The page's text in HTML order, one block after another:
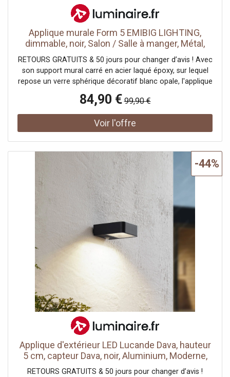
encastré Contenu de la livraison: 2x consoles Protection
des bâtiments 2x tiges filetées M 10 Matériel de fixation
Applique murale Form 5 EMIBIG LIGHTING,
dimmable, noir, Salon / Salle à manger, Métal,
Moderne, Applique Murale
RETOURS GRATUITS & 50 jours pour changer d’avis ! Avec
son support mural carré en acier laqué époxy, sur lequel
repose un verre sphérique décoratif blanc opale, l'applique
Form 5 ressemble à un chandelier esthétique. La lumière
est diffusée tout autour de la pièce et éclaire
l'environnement en douceur.
84,90 € 99,90 €
Applique d'extérieur LED Lucande Dava, hauteur
5 cm, capteur Dava, noir, Aluminium, Moderne,
Applique Murale Solaire
RETOURS GRATUITS & 50 jours pour changer d’avis !
-44%